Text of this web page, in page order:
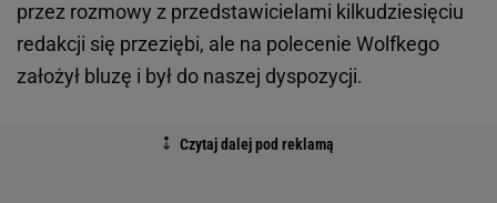
przez rozmowy z przedstawicielami kilkudziesięciu
redakcji się przeziębi, ale na polecenie Wolfkego
założył bluzę i był do naszej dyspozycji.